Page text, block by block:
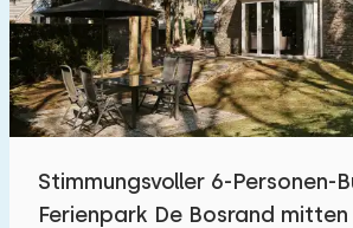
Schwimmbad
Eingezäunter Garten
Haustierfrei
Ladestation Auto
Stimmungsvoller 6-Personen-
Ferienpark De Bosrand mitten